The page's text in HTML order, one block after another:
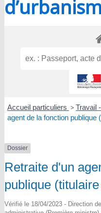
Accueil particuliers > Travail
agent de la fonction publique
Dossier
Retraite d'un
publique
Vérifié le 18/04/2023 - Direction